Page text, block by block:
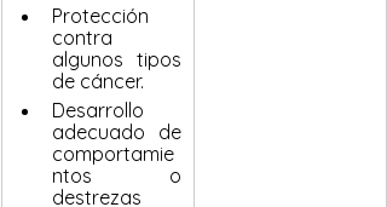
Protección
contra
algunos tipos
de cáncer.
Desarrollo
adecuado de
comportamie
ntos o
destrezas